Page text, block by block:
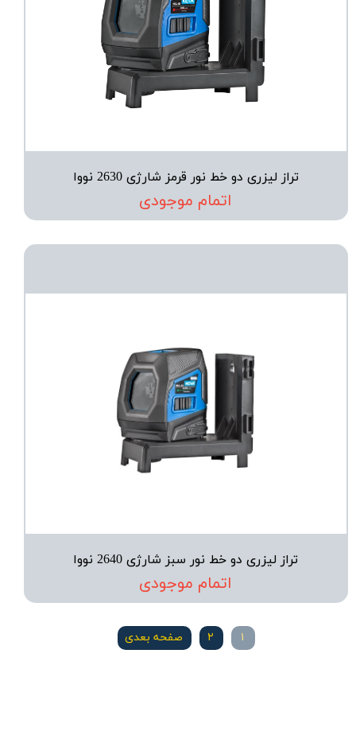
تراز لیزری دو خط نور قرمز شارژی 2630 نووا
اتمام موجودی
تراز لیزری دو خط نور سبز شارژی 2640 نووا
اتمام موجودی
۱ ۲ صفحه بعدی